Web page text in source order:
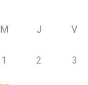
M J V
1 2 3